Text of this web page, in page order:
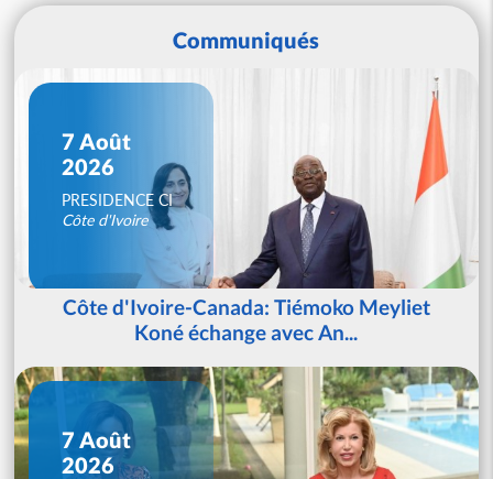
Communiqués
7 Août
2026
PRESIDENCE CI
Côte d'Ivoire
Côte d'Ivoire-Canada: Tiémoko Meyliet
Koné échange avec An...
7 Août
2026